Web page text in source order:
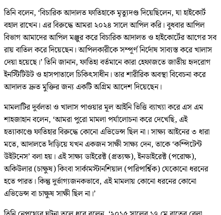
তিনি বলেন, ‘বিচারিক আদালত ফাতিহাকে মৃত্যুদণ্ড দিয়েছিলেন, যা হাইকোর্ট
বহাল রাখেন। এর বিরুদ্ধে আমরা ২০২৪ সালে আপিল করি। বুধবার আপিল
বিভাগ আমাদের আপিল মঞ্জুর করে বিচারিক আদালত ও হাইকোর্টের আগের সব
রায় বাতিল করে দিয়েছেন। আপিলকারীকে সম্পূর্ণ নির্দোষ সাব্যস্ত করে খালাস
দেয়া হয়েছে।’ তিনি জানান, ফাতিহা বর্তমানে কারা হেফাজতে জাতীয় হৃদরোগ
ইনস্টিটিউট ও হাসপাতালে চিকিৎসাধীন। তার শারীরিক অবস্থা বিবেচনা করে
আদালত দ্রুত মুক্তির জন্য একটি অগ্রিম আদেশ দিয়েছেন।
মামলাটির দুর্বলতা ও খালাস পাওয়ার মূল আইনি ভিত্তি ব্যাখ্যা করে এস এম
শাহজাহান বলেন, ‘আমরা পুরো মামলা পর্যালোচনা করে দেখেছি, এই
হত্যাকাণ্ডে ফাতিহার বিরুদ্ধে কোনো এভিডেন্স ছিল না। সাক্ষ্য আইনের ৩ ধারা
মতে, আদালতে দাঁড়িয়ে যখন একজন সাক্ষী সাক্ষ্য দেন, তাকে ‘কম্পিটেন্ট
উইটনেস’ বলা হয়। এই সাক্ষ্য ডাইরেক্ট (প্রত্যক্ষ), ইনডাইরেক্ট (পরোক্ষ),
অকিউলার (চাক্ষুষ) কিংবা সার্কামস্টানশিয়াল (পারিপার্শ্বিক) যেকোনো ধরনের
হতে পারত। কিন্তু দুর্ভাগ্যজনকভাবে, এই মামলায় কোনো ধরনের কোনো
এভিডেন্স বা চাক্ষুষ সাক্ষী ছিল না।’